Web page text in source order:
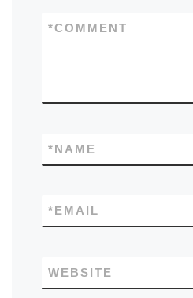
COMMENT
*
NAME
*
EMAIL
*
WEBSITE